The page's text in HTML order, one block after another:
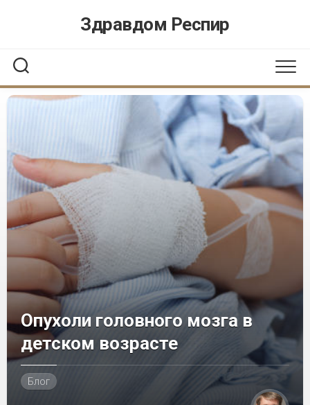
Здравдом Респир
Опухоли головного мозга в
детском возрасте
Блог